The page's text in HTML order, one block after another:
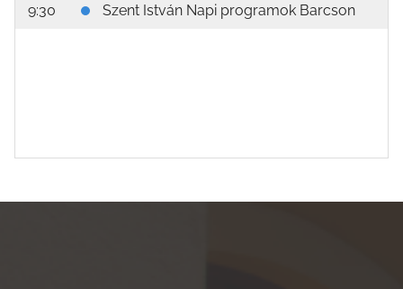
9:30 Szent István Napi programok Barcson